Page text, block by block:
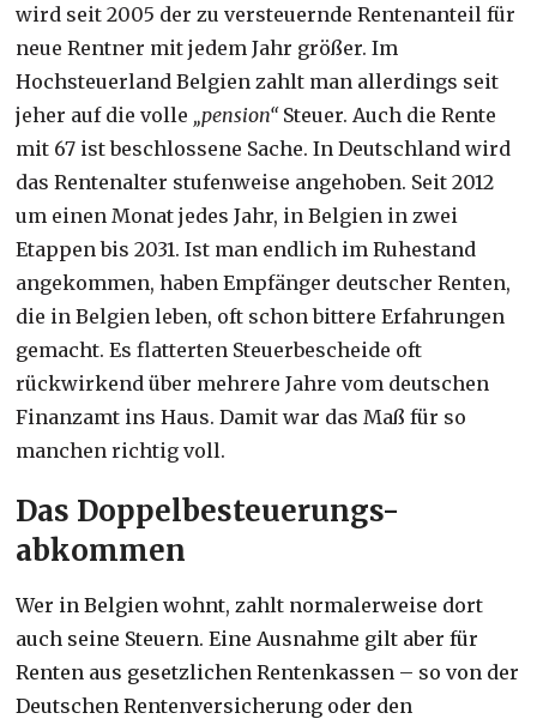
wird seit 2005 der zu versteuernde Rentenanteil für
neue Rentner mit jedem Jahr größer. Im
Hochsteuerland Belgien zahlt man allerdings seit
jeher auf die volle „pension“Steuer. Auch die Rente
mit 67 ist beschlossene Sache. In Deutschland wird
das Rentenalter stufenweise angehoben. Seit 2012
um einen Monat jedes Jahr, in Belgien in zwei
Etappen bis 2031. Ist man endlich im Ruhestand
angekommen, haben Empfänger deutscher Renten,
die in Belgien leben, oft schon bittere Erfahrungen
gemacht. Es flatterten Steuerbescheide oft
rückwirkend über mehrere Jahre vom deutschen
Finanzamt ins Haus. Damit war das Maß für so
manchen richtig voll.
Das Doppelbesteuerungs-
abkommen
Wer in Belgien wohnt, zahlt normalerweise dort
auch seine Steuern. Eine Ausnahme gilt aber für
Renten aus gesetzlichen Rentenkassen – so von der
Deutschen Rentenversicherung oder den